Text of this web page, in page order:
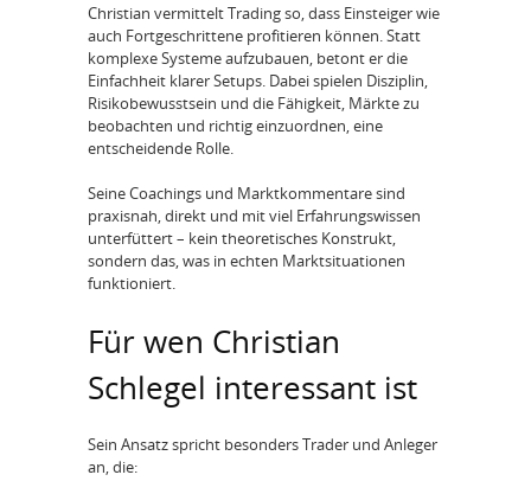
Christian vermittelt Trading so, dass Einsteiger wie
auch Fortgeschrittene profitieren können. Statt
komplexe Systeme aufzubauen, betont er die
Einfachheit klarer Setups. Dabei spielen Disziplin,
Risikobewusstsein und die Fähigkeit, Märkte zu
beobachten und richtig einzuordnen, eine
entscheidende Rolle.
Seine Coachings und Marktkommentare sind
praxisnah, direkt und mit viel Erfahrungswissen
unterfüttert – kein theoretisches Konstrukt,
sondern das, was in echten Marktsituationen
funktioniert.
Für wen Christian
Schlegel interessant ist
Sein Ansatz spricht besonders Trader und Anleger
an, die: